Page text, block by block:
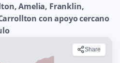
Amelia, Franklin,
con apoyo cercano
Share